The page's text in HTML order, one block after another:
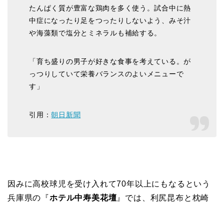
たんぱく質が豊富な鶏肉を多く使う。試合中に熱
中症になったり足をつったりしないよう、みそ汁
や海藻類で塩分とミネラルも補給する。
「育ち盛りの男子が好きな食事を考えている。が
っつりしていて栄養バランスのよいメニューで
す」
引用：朝日新聞
因みに高校球児を受け入れて70年以上にもなるという
兵庫県の『ホテル中寿美花壇 』では、利尻昆布と枕崎